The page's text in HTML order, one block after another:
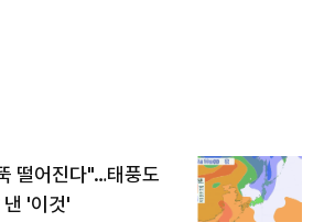
떨어진다"…태풍도
낸 '이것'